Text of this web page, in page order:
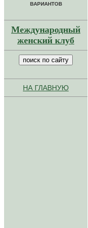
ВАРИАНТОВ
Международный
женский клуб
НА ГЛАВНУЮ